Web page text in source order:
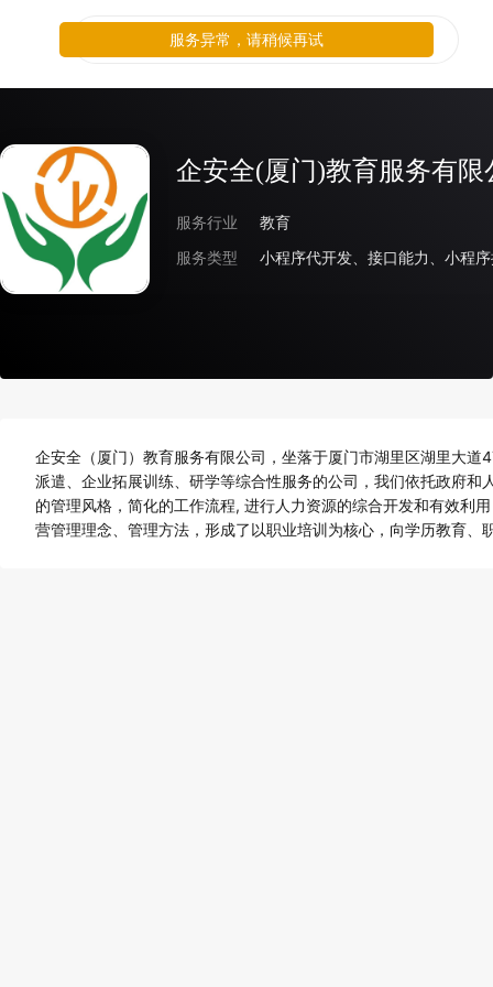
企安全(厦门)教育服务有限
服务行业
教育
服务类型
企安全（厦门）教育服务有限公司，坐落于厦门市湖里区湖里大
派遣、企业拓展训练、研学等综合性服务的公司，我们依托政府
的管理风格，简化的工作流程, 进行人力资源的综合开发和有效利
营管理理念、管理方法，形成了以职业培训为核心，向学历教育
服务异常，请稍候再试